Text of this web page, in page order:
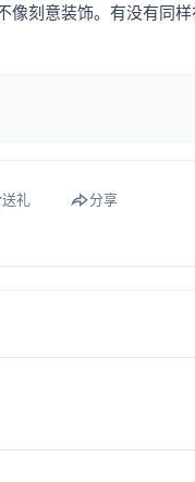
像刻意装饰。有没有同
送礼 分享